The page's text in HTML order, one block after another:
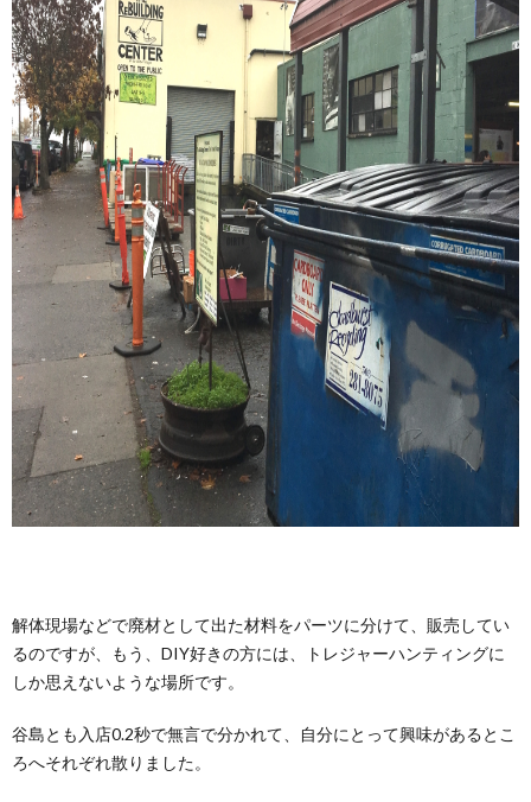
解体現場などで廃材として出た材料をパーツに分けて、販売してい
るのですが、もう、DIY好きの方には、トレジャーハンティングに
しか思えないような場所です。
谷島とも入店0.2秒で無言で分かれて、自分にとって興味があるとこ
ろへそれぞれ散りました。